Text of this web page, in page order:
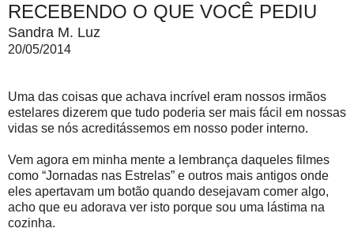
RECEBENDO O QUE VOCÊ PEDIU
Sandra M. Luz
20/05/2014
Uma das coisas que achava incrível eram nossos irmãos
estelares dizerem que tudo poderia ser mais fácil em nossas
vidas se nós acreditássemos em nosso poder interno.
Vem agora em minha mente a lembrança daqueles filmes
como “Jornadas nas Estrelas” e outros mais antigos onde
eles apertavam um botão quando desejavam comer algo,
acho que eu adorava ver isto porque sou uma lástima na
cozinha.